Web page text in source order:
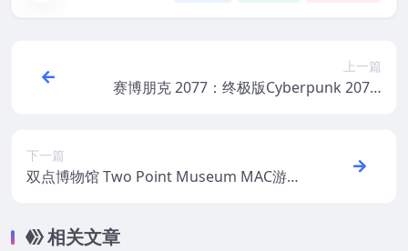
上一篇
赛博朋克 2077：终极版Cyberpunk 2077:
下一篇
双点博物馆 Two Point Museum MAC游戏
相关文章